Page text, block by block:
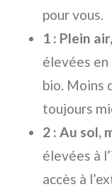
pour vous.
1 : Plein
élevées en
bio. Moins
toujours
2 : Au sol,
élevées à
accès à